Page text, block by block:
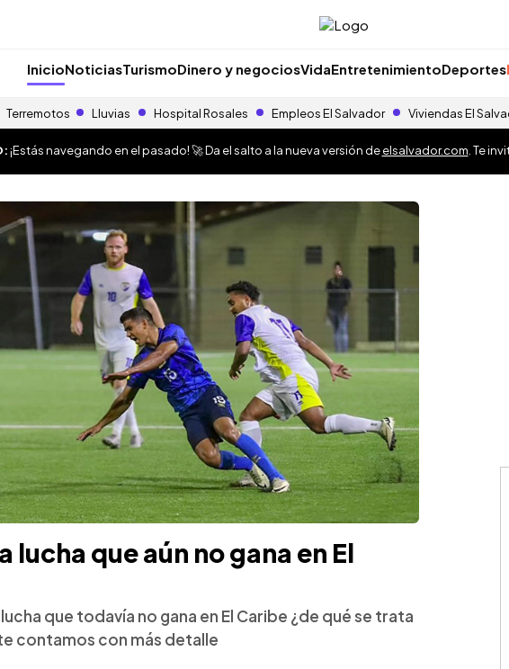
InicioNoticiasTurismoDinero y negociosVidaEntretenimientoDeportes
Terremotos Lluvias Hospital Rosales Empleos El Salvador Viviendas El
¡Estás navegando en el pasado! 🚀 Da el salto a la nueva versión deelsalvador.com . Te
lucha que aún no gana en El
que todavía no gana en El Caribe ¿de qué se trata
contamos con más detalle